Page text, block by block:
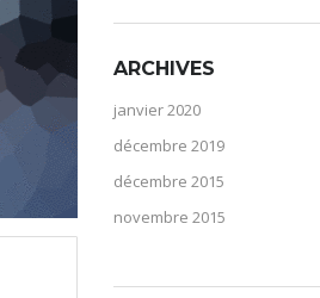
ARCHIVES
janvier 2020
décembre 2019
décembre 2015
novembre 2015